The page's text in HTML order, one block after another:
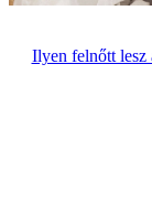
Ilyen felnőtt lesz